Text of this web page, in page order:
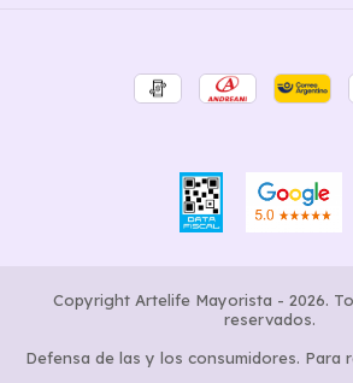
Copyright Artelife Mayorista - 2026.
reservados.
Defensa de las y los consumidores. Para